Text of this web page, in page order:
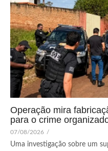
Operação mira
para o crime
07/08/2026 /
Uma investigação sobre um